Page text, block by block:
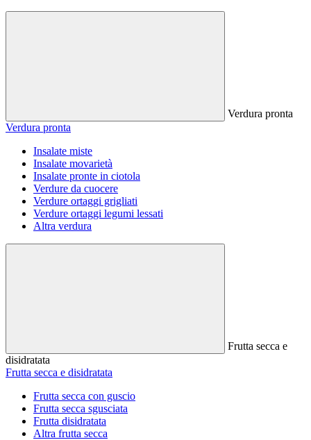
Verdura pronta
Verdura pronta
Insalate miste
Insalate movarietà
Insalate pronte in ciotola
Verdure da cuocere
Verdure ortaggi grigliati
Verdure ortaggi legumi lessati
Altra verdura
Frutta secca e
disidratata
Frutta secca e disidratata
Frutta secca con guscio
Frutta secca sgusciata
Frutta disidratata
Altra frutta secca